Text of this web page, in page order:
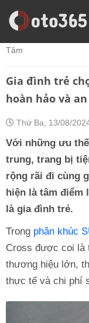
Trang Chủ
Mua
Tâm
Gia đình trẻ
hoàn hảo và
Thứ Ba, 13/08/
Với những ưu
trung, trang bị
rộng rãi đi cùng
hiện là tâm điểm
là gia đình trẻ.
Trong phân khúc
Cross được coi là
thương hiệu lớn,
thực tế và chi phí